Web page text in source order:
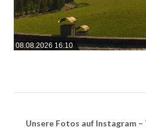
08.08.2026 16:10
Unsere Fotos auf Instagram –